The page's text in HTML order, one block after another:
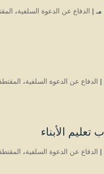
الدفاع عن الدعوة السلفية،
الدفاع عن الدعوة السلفية،
الأبناء
الدفاع عن الدعوة السلفية،